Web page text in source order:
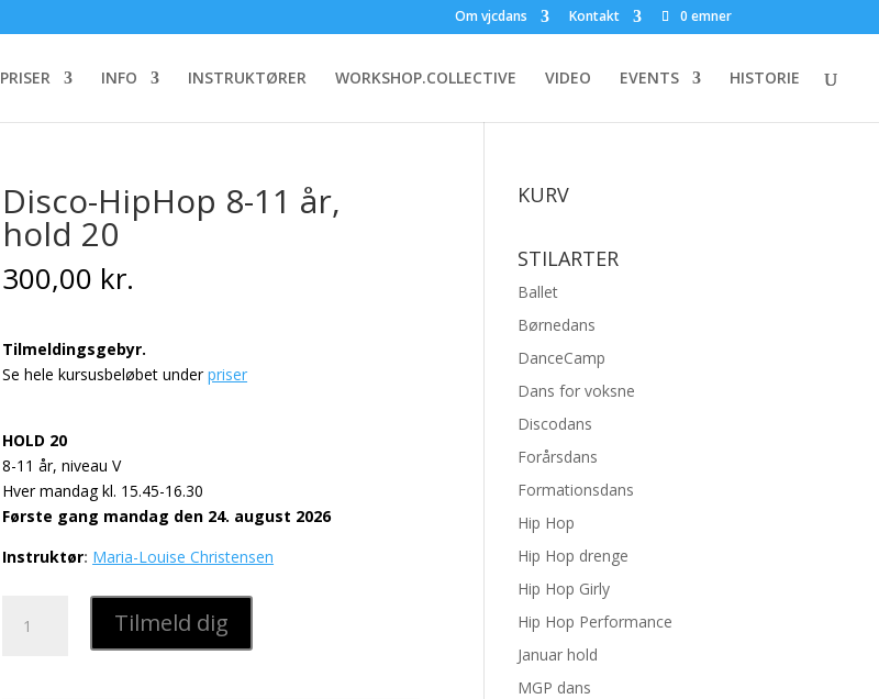
Om vjcdans Kontakt 0 emner
PRISER INFO INSTRUKTØRER WORKSHOP.COLLECTIVE VIDEO EVENTS HISTORIE
Disco-HipHop 8-11 år,
hold 20
300,00 kr.
Tilmeldingsgebyr.
Se hele kursusbeløbet under priser
HOLD 20
8-11 år, niveau V
Hver mandag kl. 15.45-16.30
Første gang mandag den 24. august 2026
Instruktør: Maria-Louise Christensen
HipHop
Tilmeld dig
KURV
STILARTER
Ballet
Børnedans
DanceCamp
Dans for voksne
Discodans
Forårsdans
Formationsdans
Hip Hop
Hip Hop drenge
Hip Hop Girly
Hip Hop Performance
Januar hold
MGP dans